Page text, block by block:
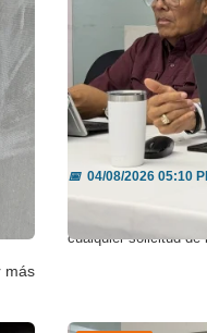
más
Juan Gim
📅04/08/2026 05:10
El presidente
cualquier solicitud de